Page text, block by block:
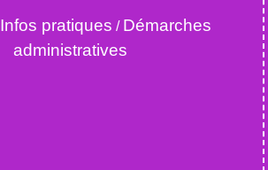
Infos pratiques / Démarches
administratives